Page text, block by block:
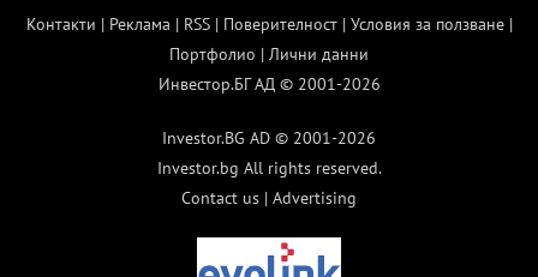
Контакти | Реклама | RSS| Поверителност| Условия за ползване|
Портфолио | Лични данни
Инвестор.БГ АД © 2001-2026
Investor.BG AD © 2001-2026
Investor.bg All rights reserved.
Contact us | Advertising